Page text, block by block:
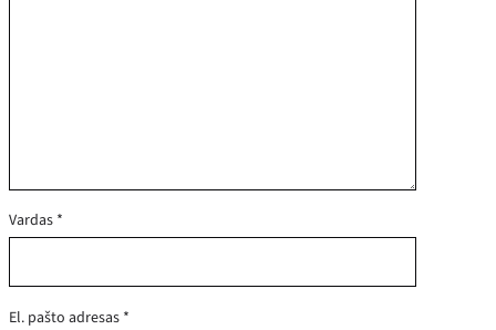
Vardas *
El. pašto adresas *